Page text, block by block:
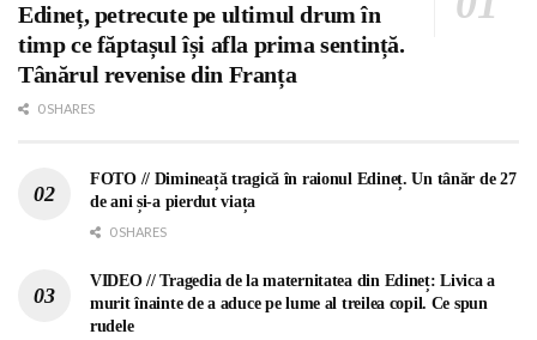
Edineț, petrecute pe ultimul drum în
timp ce făptașul își afla prima sentință.
Tânărul revenise din Franța
0 SHARES
FOTO // Dimineață tragică în raionul Edineț. Un tânăr de 27
de ani și-a pierdut viața
0 SHARES
VIDEO // Tragedia de la maternitatea din Edineț: Livica a
murit înainte de a aduce pe lume al treilea copil. Ce spun
rudele